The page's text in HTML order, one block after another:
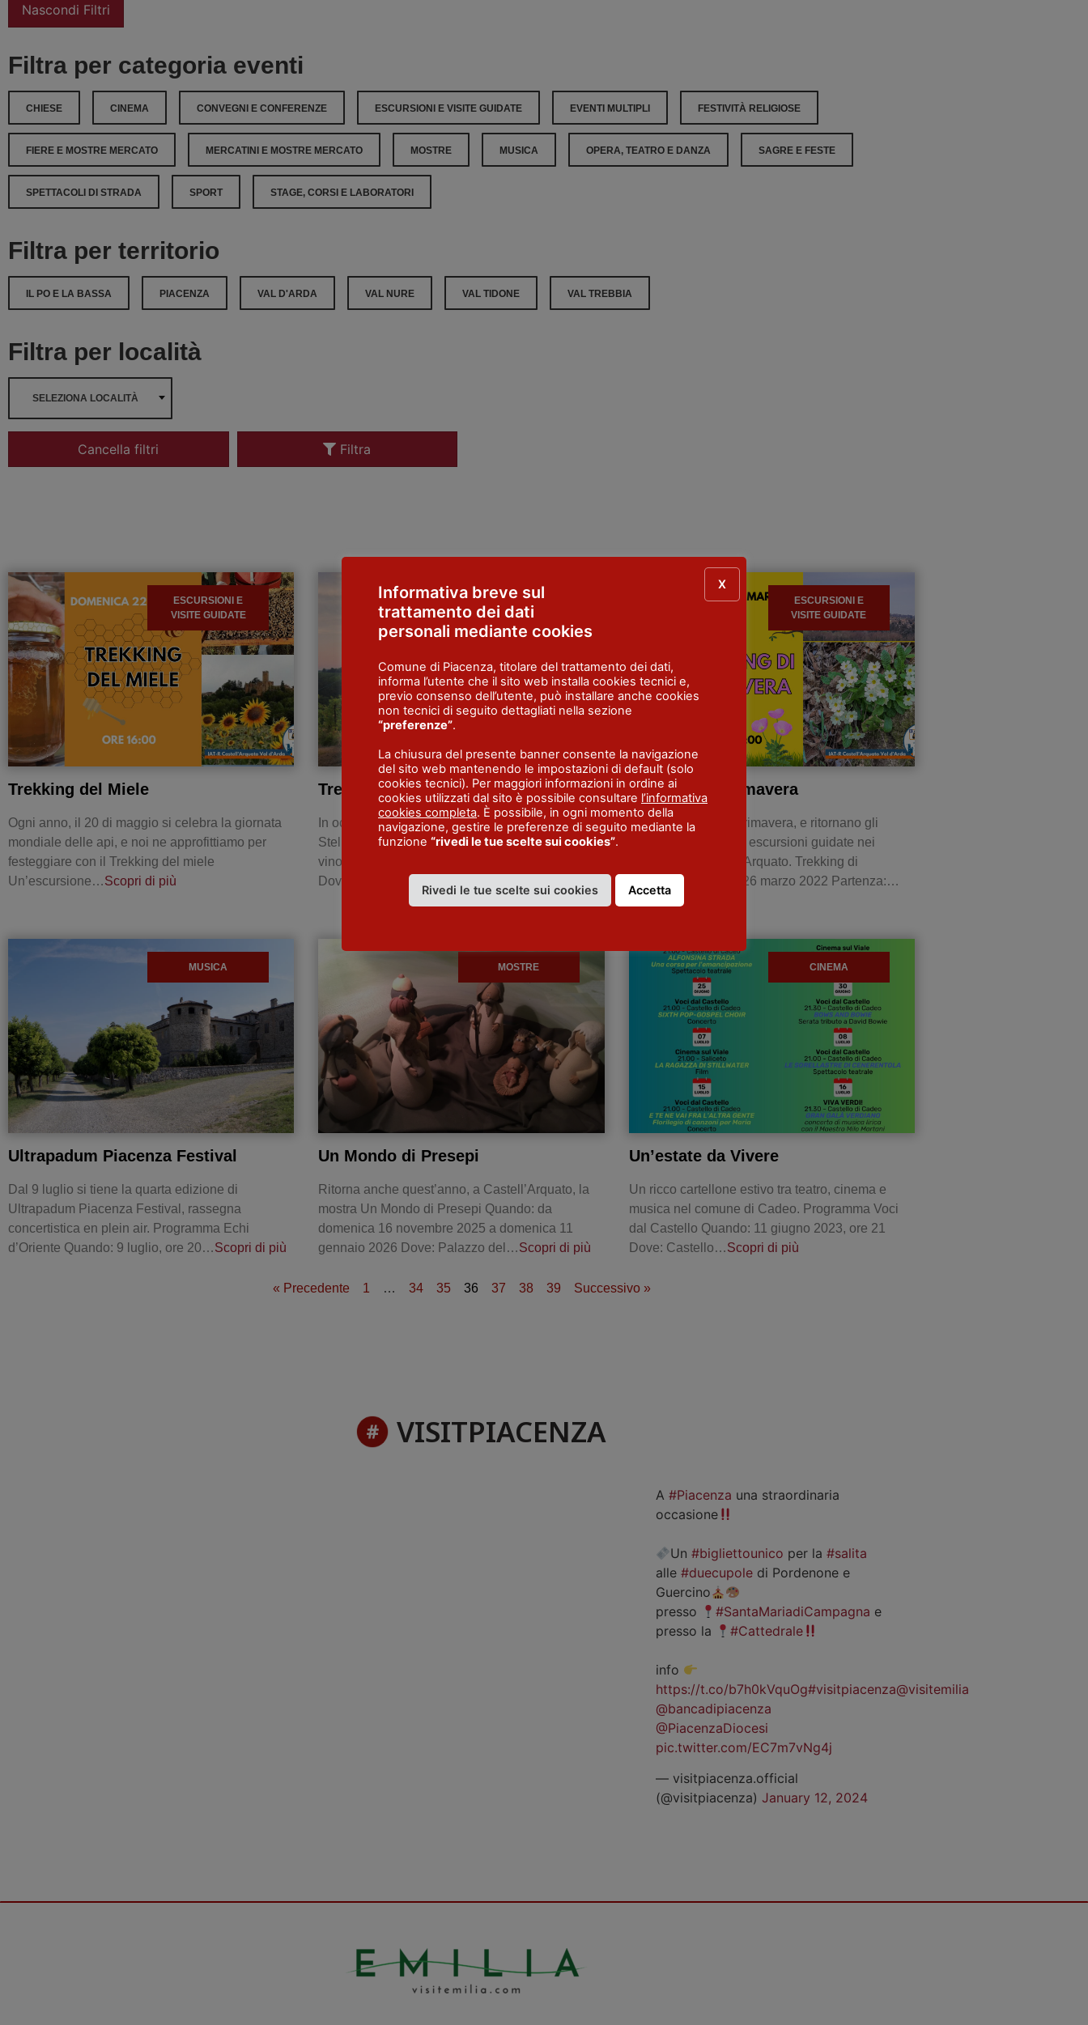
Nascondi Filtri
Filtra per categoria eventi
CHIESE CINEMA CONVEGNI E CONFERENZE ESCURSIONI E VISITE GUIDATE EVENTI MULTIPLI FESTIVITÀ RELIGIOSE
FIERE E MOSTRE MERCATO MERCATINI E MOSTRE MERCATO MOSTRE MUSICA OPERA, TEATRO E DANZA SAGRE E FESTE
SPETTACOLI DI STRADA SPORT STAGE, CORSI E LABORATORI
Filtra per territorio
IL PO E LA BASSA PIACENZA VAL D'ARDA VAL NURE VAL TIDONE VAL TREBBIA
Filtra per località
SELEZIONA LOCALITÀ
Cancella filtri Filtra
ESCURSIONI E
VISITE GUIDATE
Trekking del Miele
Ogni anno, il 20 di maggio si celebra la giornata
mondiale delle api, e noi ne approfittiamo per
festeggiare con il Trekking del miele
Un’escursione…Scopri di più
ESCURSIONI E
VISITE GUIDATE
Trekking del Vino
In occasione dell’evento Monterosso Sotto le
Stelle, nuovo appuntamento con il Trekking del
vino Quando: sabato 1 agosto 2026, dalle ore 18
Dove: partenza da…
ESCURSIONI E
VISITE GUIDATE
Trekking di Primavera
Primo weekend di primavera, e ritornano gli
appuntamenti con le escursioni guidate nei
dintorni di a Castell’Arquato. Trekking di
primavera Quando: 26 marzo 2022 Partenza:…
Scopri di più
MUSICA
Ultrapadum Piacenza Festival
Dal 9 luglio si tiene la quarta edizione di
Ultrapadum Piacenza Festival, rassegna
concertistica en plein air. Programma Echi
d’Oriente Quando: 9 luglio, ore 20…Scopri di più
MOSTRE
Un Mondo di Presepi
Ritorna anche quest’anno, a Castell’Arquato, la
mostra Un Mondo di Presepi Quando: da
domenica 16 novembre 2025 a domenica 11
gennaio 2026 Dove: Palazzo del…Scopri di più
CINEMA
Un’estate da Vivere
Un ricco cartellone estivo tra teatro, cinema e
musica nel comune di Cadeo. Programma Voci
dal Castello Quando: 11 giugno 2023, ore 21
Dove: Castello…Scopri di più
« Precedente 1 … 34 35 36 37 38 39 Successivo »
VISITPIACENZA
A #Piacenza una straordinaria
occasione
Un#bigliettounico per la#salita
alle #duecupoledi Pordenone e
Guercino
presso
#SantaMariadiCampagna e
presso la
#Cattedrale
info
https://t.co/b7h0kVquOg#visitpiacenza@visitemilia
@bancadipiacenza
@PiacenzaDiocesi
pic.twitter.com/EC7m7vNg4j
— visitpiacenza.official
(@visitpiacenza) January 12, 2024
Informativa breve sul
trattamento dei dati
personali mediante cookies
Comune di Piacenza, titolare del trattamento dei dati,
informa l’utente che il sito web installa cookies tecnici e,
previo consenso dell’utente, può installare anche cookies
non tecnici di seguito dettagliati nella sezione
“preferenze”.
La chiusura del presente banner consente la navigazione
del sito web mantenendo le impostazioni di default (solo
cookies tecnici). Per maggiori informazioni in ordine ai
cookies utilizzati dal sito è possibile consultare l’informativa
cookies completa. È possibile, in ogni momento della
navigazione, gestire le preferenze di seguito mediante la
funzione “rivedi le tue scelte sui cookies”.
Rivedi le tue scelte sui cookies Accetta
X